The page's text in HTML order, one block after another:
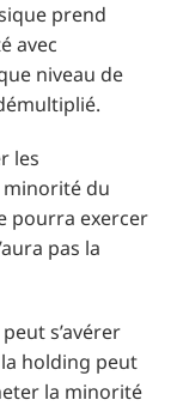
prend
avec
niveau de
les
du
pourra exercer
pas la
s’avérer
holding peut
la minorité